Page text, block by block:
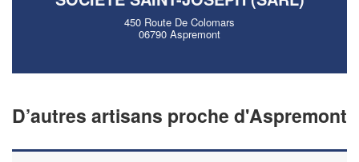
450 Route De Colomars
06790 Aspremont
D’autres artisans proche d'Aspremont